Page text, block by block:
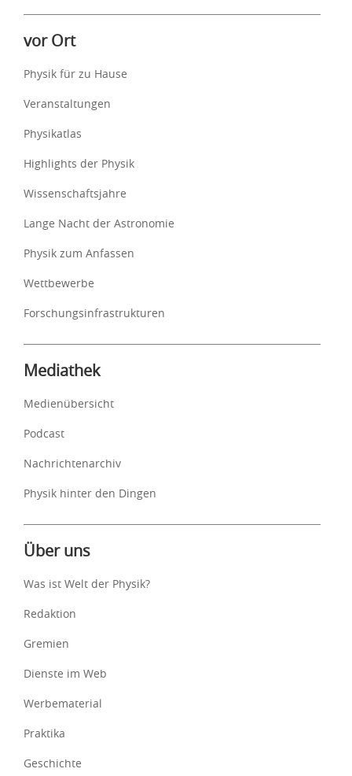
vor Ort
Physik für zu Hause
Veranstaltungen
Physikatlas
Highlights der Physik
Wissenschaftsjahre
Lange Nacht der Astronomie
Physik zum Anfassen
Wettbewerbe
Forschungsinfrastrukturen
Mediathek
Medienübersicht
Podcast
Nachrichtenarchiv
Physik hinter den Dingen
Über uns
Was ist Welt der Physik?
Redaktion
Gremien
Dienste im Web
Werbematerial
Praktika
Geschichte